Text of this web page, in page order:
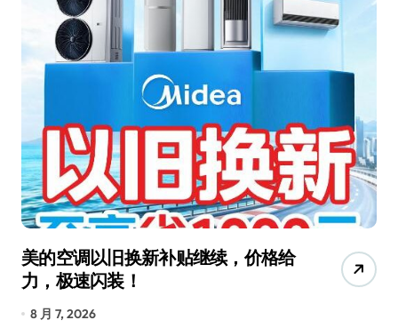
美的空调以旧换新补贴继续，价格给
力，极速闪装！
8 月 7, 2026